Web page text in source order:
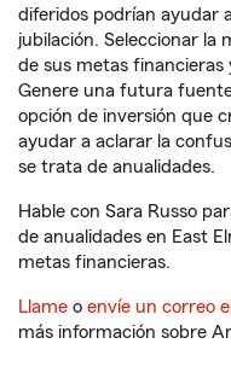
diferidos podrían ayudar
jubilación. Seleccionar la
de sus metas financieras
Genere una futura
opción de inversión que
ayudar a aclarar la
se trata de anualidades.
Hable con Sara Russo
de anualidades en East
metas financieras.
Llame o envíe un correo
más información sobre